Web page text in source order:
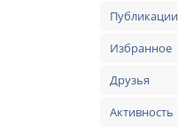
Публикации
Избранное
Друзья
Активность